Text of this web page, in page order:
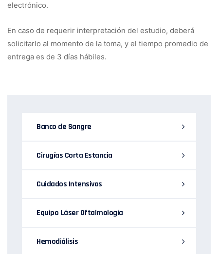
electrónico.
En caso de requerir interpretación del estudio, deberá
solicitarlo al momento de la toma, y el tiempo promedio de
entrega es de 3 días hábiles.
Banco de Sangre
Cirugías Corta Estancia
Cuidados Intensivos
Equipo Láser Oftalmología
Hemodiálisis